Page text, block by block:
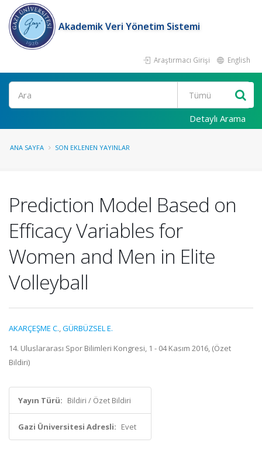
Akademik Veri Yönetim Sistemi
Araştırmacı Girişi English
Ara
Detaylı Arama
ANA SAYFA SON EKLENEN YAYINLAR
Prediction Model Based on
Efficacy Variables for
Women and Men in Elite
Volleyball
AKARÇEŞME C.,GÜRBÜZSEL E.
14. Uluslararası Spor Bilimleri Kongresi, 1 - 04 Kasım 2016, (Özet
Bildiri)
Yayın Türü: Bildiri / Özet Bildiri
Gazi Üniversitesi Adresli: Evet